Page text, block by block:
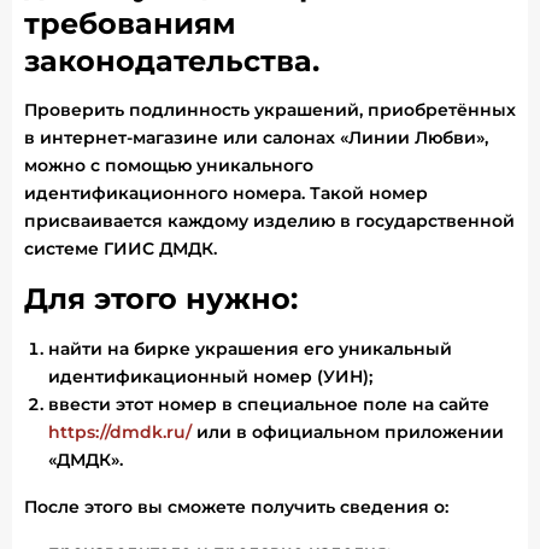
требованиям
законодательства.
Проверить подлинность украшений, приобретённых
в интернет-магазине или салонах «Линии Любви»,
можно с помощью уникального
идентификационного номера. Такой номер
присваивается каждому изделию в государственной
системе ГИИС ДМДК.
Для этого нужно:
найти на бирке украшения его уникальный
идентификационный номер (УИН);
ввести этот номер в специальное поле на сайте
https://dmdk.ru/или в официальном приложении
«ДМДК».
После этого вы сможете получить сведения о: